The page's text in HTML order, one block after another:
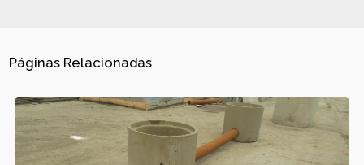
Páginas Relacionadas